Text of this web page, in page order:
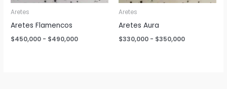
Aretes
Aretes Flamencos
$450,000 - $490,000Rango
Aretes
Aretes Aura
$330,000 - $350,000Rango